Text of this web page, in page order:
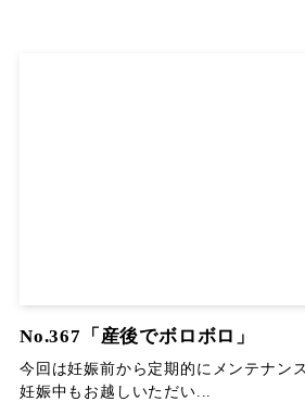
No.367「産後でボロボロ」
今回は妊娠前から定期的にメンテナン
妊娠中もお越しいただい...